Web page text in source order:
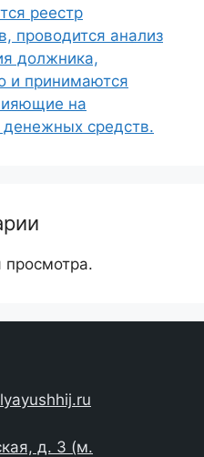
реестр
проводится анализ
должника,
и принимаются
на
денежных средств.
д. 3 (м.